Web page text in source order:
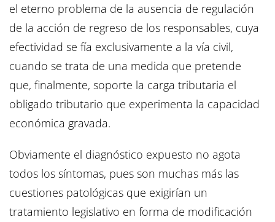
el eterno problema de la ausencia de regulación
de la acción de regreso de los responsables, cuya
efectividad se fía exclusivamente a la vía civil,
cuando se trata de una medida que pretende
que, finalmente, soporte la carga tributaria el
obligado tributario que experimenta la capacidad
económica gravada.
Obviamente el diagnóstico expuesto no agota
todos los síntomas, pues son muchas más las
cuestiones patológicas que exigirían un
tratamiento legislativo en forma de modificación